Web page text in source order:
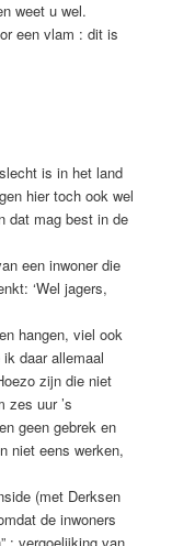
weet u wel.
een vlam : dit is
is in het land
hier toch ook wel
dat mag best in de
een inwoner die
‘Wel jagers,
hangen, viel ook
daar allemaal
zijn die niet
zes uur ’s
geen gebrek en
niet eens werken,
(met Derksen
de inwoners